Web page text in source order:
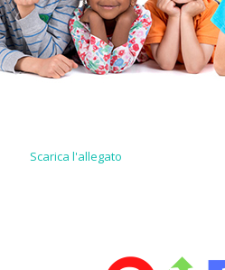
Scarica l'allegato